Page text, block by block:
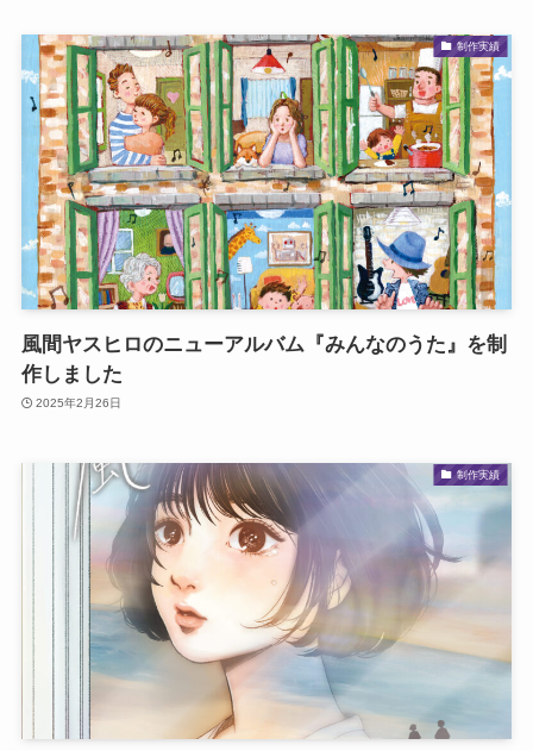
制作実績
風間ヤスヒロのニューアルバム『みんなのうた』を制
作しました
2025年2月26日
制作実績